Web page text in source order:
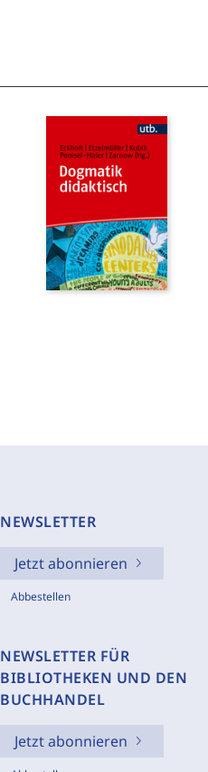
NEWSLETTER
Jetzt abonnieren
Abbestellen
NEWSLETTER FÜR
BIBLIOTHEKEN UND DEN
BUCHHANDEL
Jetzt abonnieren